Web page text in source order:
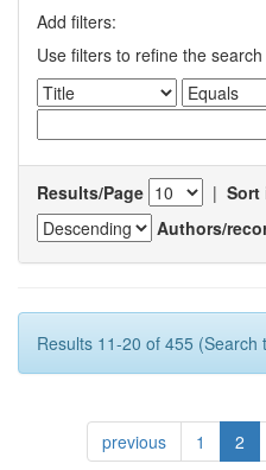
Add filters:
Use filters to refine the
Results/Page | Sort
Authors/
Results 11-20 of 455 (Search
previous 1 2